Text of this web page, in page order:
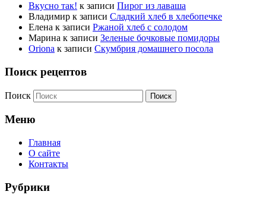
Вкусно так! к записи Пирог из лаваша
Владимир к записи Сладкий хлеб в хлебопечке
Елена к записи Ржаной хлеб с солодом
Марина к записи Зеленые бочковые помидоры
Oriona к записи Скумбрия домашнего посола
Поиск рецептов
Поиск
Меню
Главная
О сайте
Контакты
Рубрики